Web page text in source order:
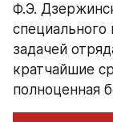
Ф.Э.
специального
задачей
кратчайшие
полноценная